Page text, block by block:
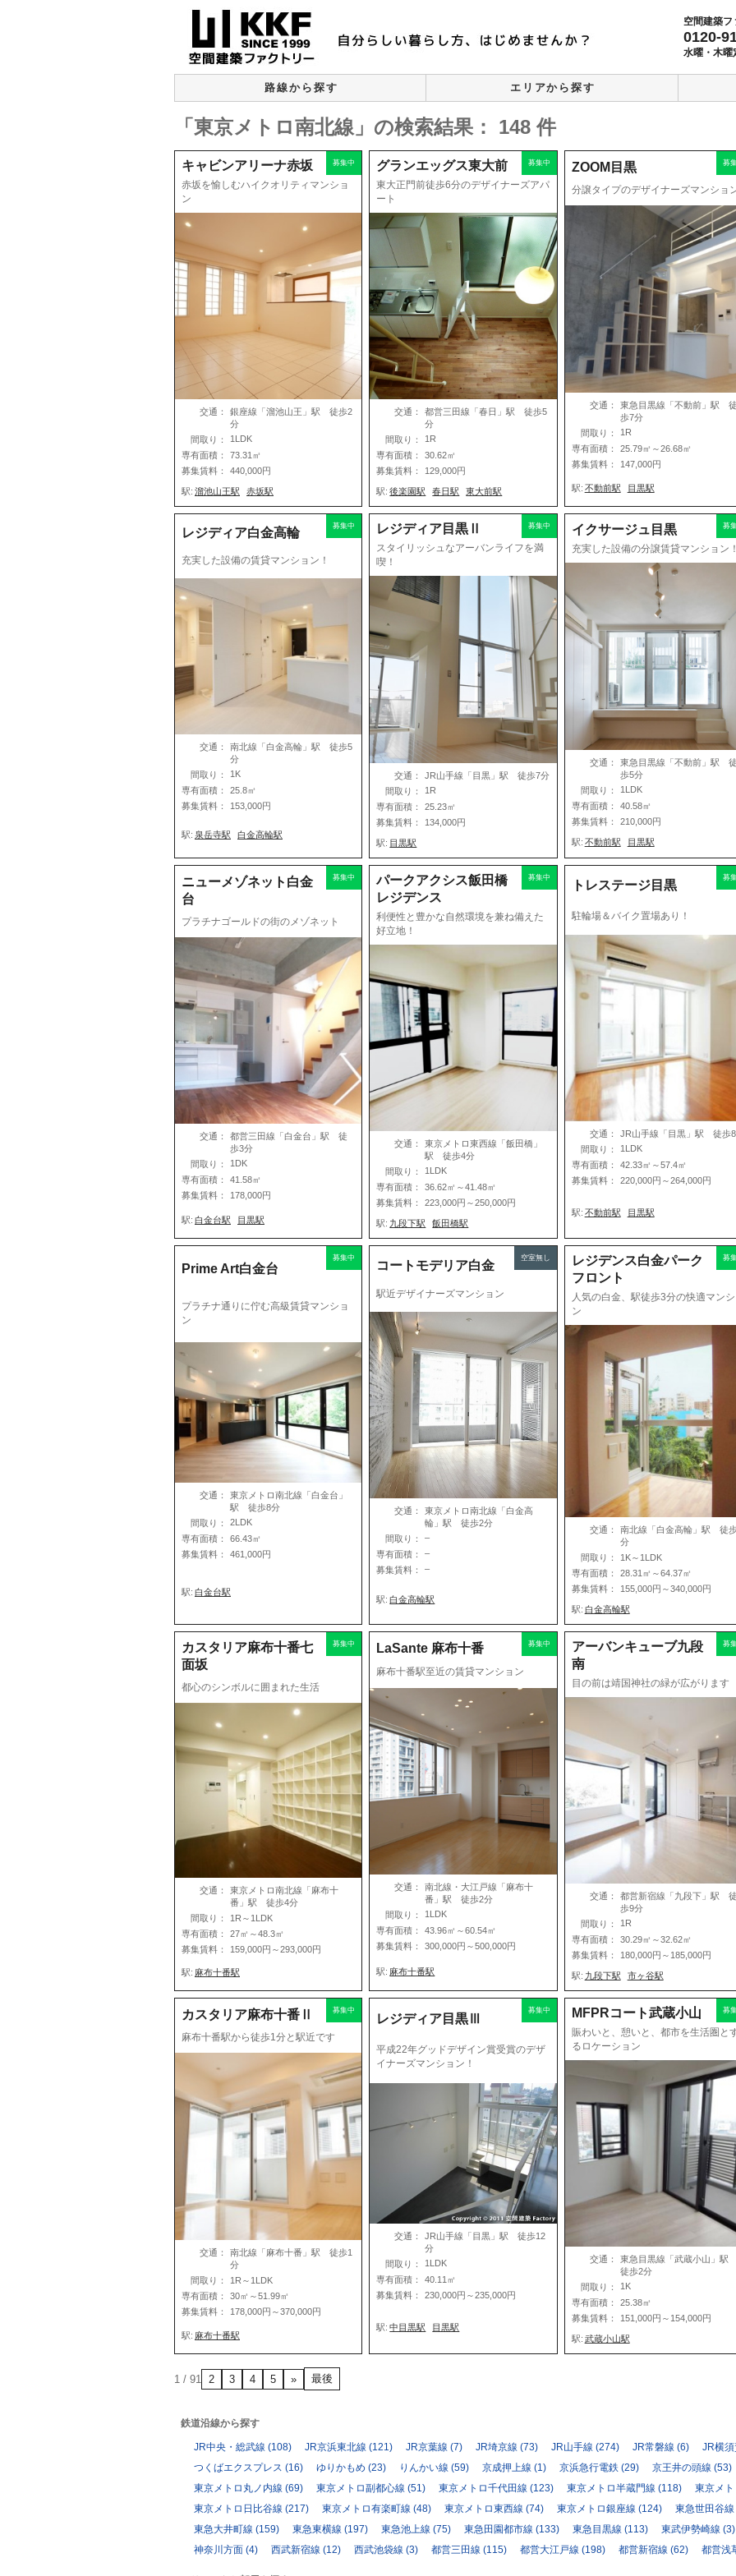
空間建築フ
0120-
水曜・木曜
路線から探す エリアから探す
「東京メトロ南北線」の検索結果： 148 件
キャビンアリーナ赤坂
赤坂を愉しむハイクオリティマンショ
ン
交通：
銀座線「溜池山王」駅 徒歩2
分
間取り：
1LDK
専有面積：
73.31㎡
募集賃料：
440,000円
駅: 溜池山王駅 赤坂駅
募集中 グランエッグス東大前
東大正門前徒歩6分のデザイナーズアパ
ート
交通：
都営三田線「春日」駅 徒歩5
分
間取り：
1R
専有面積：
30.62㎡
募集賃料：
129,000円
駅: 後楽園駅 春日駅 東大前駅
募集中 ZOOM目黒
分譲タイプのデザイナーズマンショ
交通：
東急目黒線「不動前」駅
歩7分
間取り：
1R
専有面積：
25.79㎡～26.68㎡
募集賃料：
147,000円
駅: 不動前駅 目黒駅
募
レジディア白金高輪
充実した設備の賃貸マンション！
交通：
南北線「白金高輪」駅 徒歩5
分
間取り：
1K
専有面積：
25.8㎡
募集賃料：
153,000円
駅: 泉岳寺駅 白金高輪駅
募集中 レジディア目黒Ⅱ
スタイリッシュなアーバンライフを満
喫！
交通：
JR山手線「目黒」駅 徒歩7分
間取り：
1R
専有面積：
25.23㎡
募集賃料：
134,000円
駅: 目黒駅
募集中 イクサージュ目黒
充実した設備の分譲賃貸マンション
交通：
東急目黒線「不動前」駅
歩5分
間取り：
1LDK
専有面積：
40.58㎡
募集賃料：
210,000円
駅: 不動前駅 目黒駅
募
ニューメゾネット白金
台
プラチナゴールドの街のメゾネット
交通：
都営三田線「白金台」駅 徒
歩3分
間取り：
1DK
専有面積：
41.58㎡
募集賃料：
178,000円
駅: 白金台駅 目黒駅
募集中
パークアクシス飯田橋
レジデンス
利便性と豊かな自然環境を兼ね備えた
好立地！
交通：
東京メトロ東西線「飯田橋」
駅 徒歩4分
間取り：
1LDK
専有面積：
36.62㎡～41.48㎡
募集賃料：
223,000円～250,000円
駅: 九段下駅 飯田橋駅
募集中
トレステージ目黒
駐輪場＆バイク置場あり！
交通：
JR山手線「目黒」駅 徒歩
間取り：
1LDK
専有面積：
42.33㎡～57.4㎡
募集賃料：
220,000円～264,000円
駅: 不動前駅 目黒駅
募
Prime Art白金台
プラチナ通りに佇む高級賃貸マンショ
ン
交通：
東京メトロ南北線「白金台」
駅 徒歩8分
間取り：
2LDK
専有面積：
66.43㎡
募集賃料：
461,000円
駅: 白金台駅
募集中
コートモデリア白金
駅近デザイナーズマンション
交通：
東京メトロ南北線「白金高
輪」駅 徒歩2分
間取り：
–
専有面積：
–
募集賃料：
–
駅: 白金高輪駅
空室無し
レジデンス白金パーク
フロント
人気の白金、駅徒歩3分の快適マン
ン
交通：
南北線「白金高輪」駅 徒
分
間取り：
1K～1LDK
専有面積：
28.31㎡～64.37㎡
募集賃料：
155,000円～340,000円
駅: 白金高輪駅
募
カスタリア麻布十番七
面坂
都心のシンボルに囲まれた生活
交通：
東京メトロ南北線「麻布十
番」駅 徒歩4分
間取り：
1R～1LDK
専有面積：
27㎡～48.3㎡
募集賃料：
159,000円～293,000円
駅: 麻布十番駅
募集中 LaSante 麻布十番
麻布十番駅至近の賃貸マンション
交通：
南北線・大江戸線「麻布十
番」駅 徒歩2分
間取り：
1LDK
専有面積：
43.96㎡～60.54㎡
募集賃料：
300,000円～500,000円
駅: 麻布十番駅
募集中
アーバンキューブ九段
南
目の前は靖国神社の緑が広がります
交通：
都営新宿線「九段下」駅
歩9分
間取り：
1R
専有面積：
30.29㎡～32.62㎡
募集賃料：
180,000円～185,000円
駅: 九段下駅 市ヶ谷駅
募
カスタリア麻布十番Ⅱ
麻布十番駅から徒歩1分と駅近です
交通：
南北線「麻布十番」駅 徒歩1
分
間取り：
1R～1LDK
専有面積：
30㎡～51.99㎡
募集賃料：
178,000円～370,000円
駅: 麻布十番駅
募集中
レジディア目黒Ⅲ
平成22年グッドデザイン賞受賞のデザ
イナーズマンション！
交通：
JR山手線「目黒」駅 徒歩12
分
間取り：
1LDK
専有面積：
40.11㎡
募集賃料：
230,000円～235,000円
駅: 中目黒駅 目黒駅
募集中 MFPRコート武蔵小山
賑わいと、憩いと、都市を生活圏と
るロケーション
交通：
東急目黒線「武蔵小山」
徒歩2分
間取り：
1K
専有面積：
25.38㎡
募集賃料：
151,000円～154,000円
駅: 武蔵小山駅
募
1 / 91 2 3 4 5 » 最後
鉄道沿線から探す
JR中央・総武線 (108) JR京浜東北線 (121) JR京葉線 (7) JR埼京線 (73) JR山手線 (274) JR常磐線 (6)
JR横
つくばエクスプレス (16) ゆりかもめ (23) りんかい線 (59) 京成押上線 (1) 京浜急行電鉄 (29) 京王井の頭線 (53)
東京メトロ丸ノ内線 (69) 東京メトロ副都心線 (51) 東京メトロ千代田線 (123) 東京メトロ半蔵門線 (118)
東京メ
東京メトロ日比谷線 (217) 東京メトロ有楽町線 (48) 東京メトロ東西線 (74) 東京メトロ銀座線 (124) 東急世田谷線
東急大井町線 (159) 東急東横線 (197) 東急池上線 (75) 東急田園都市線 (133) 東急目黒線 (113) 東武伊勢崎線 (3)
神奈川方面 (4) 西武新宿線 (12) 西武池袋線 (3) 都営三田線 (115) 都営大江戸線 (198) 都営新宿線 (62) 都営浅